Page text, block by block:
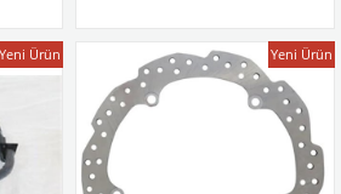
Yeni Ürün Yeni Ürün